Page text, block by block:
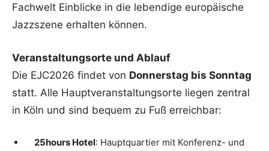
Fachwelt Einblicke in die lebendige europäische
Jazzszene erhalten können.
Veranstaltungsorte und Ablauf
Die EJC2026 findet von Donnerstag bis Sonntag
statt. Alle Hauptveranstaltungsorte liegen zentral
in Köln und sind bequem zu Fuß erreichbar:
25hours Hotel: Hauptquartier mit Konferenz- und